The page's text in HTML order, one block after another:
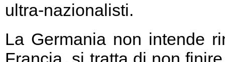
ultra-nazionalisti.
La Germania non intende